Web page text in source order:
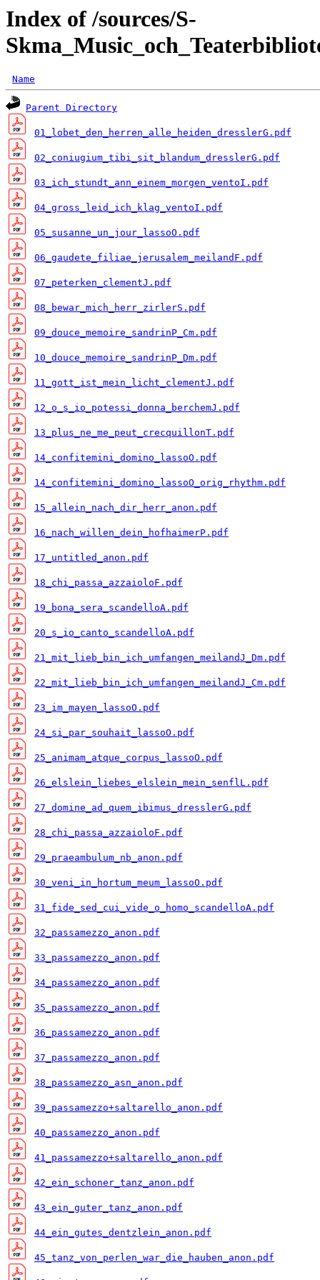
Index of /sources/S-
Name
Parent Directory
01_lobet_den_herren_alle_heiden_dresslerG.pdf
02_coniugium_tibi_sit_blandum_dresslerG.pdf
03_ich_stundt_ann_einem_morgen_ventoI.pdf
04_gross_leid_ich_klag_ventoI.pdf
05_susanne_un_jour_lassoO.pdf
06_gaudete_filiae_jerusalem_meilandF.pdf
07_peterken_clementJ.pdf
08_bewar_mich_herr_zirlerS.pdf
09_douce_memoire_sandrinP_Cm.pdf
10_douce_memoire_sandrinP_Dm.pdf
11_gott_ist_mein_licht_clementJ.pdf
12_o_s_io_potessi_donna_berchemJ.pdf
13_plus_ne_me_peut_crecquillonT.pdf
14_confitemini_domino_lassoO.pdf
14_confitemini_domino_lassoO_orig_rhythm.pdf
15_allein_nach_dir_herr_anon.pdf
16_nach_willen_dein_hofhaimerP.pdf
17_untitled_anon.pdf
18_chi_passa_azzaioloF.pdf
19_bona_sera_scandelloA.pdf
20_s_io_canto_scandelloA.pdf
21_mit_lieb_bin_ich_umfangen_meilandJ_Dm.pdf
22_mit_lieb_bin_ich_umfangen_meilandJ_Cm.pdf
23_im_mayen_lassoO.pdf
24_si_par_souhait_lassoO.pdf
25_animam_atque_corpus_lassoO.pdf
26_elslein_liebes_elslein_mein_senflL.pdf
27_domine_ad_quem_ibimus_dresslerG.pdf
28_chi_passa_azzaioloF.pdf
29_praeambulum_nb_anon.pdf
30_veni_in_hortum_meum_lassoO.pdf
31_fide_sed_cui_vide_o_homo_scandelloA.pdf
32_passamezzo_anon.pdf
33_passamezzo_anon.pdf
34_passamezzo_anon.pdf
35_passamezzo_anon.pdf
36_passamezzo_anon.pdf
37_passamezzo_anon.pdf
38_passamezzo_asn_anon.pdf
39_passamezzo+saltarello_anon.pdf
40_passamezzo_anon.pdf
41_passamezzo+saltarello_anon.pdf
42_ein_schoner_tanz_anon.pdf
43_ein_guter_tanz_anon.pdf
44_ein_gutes_dentzlein_anon.pdf
45_tanz_von_perlen_war_die_hauben_anon.pdf